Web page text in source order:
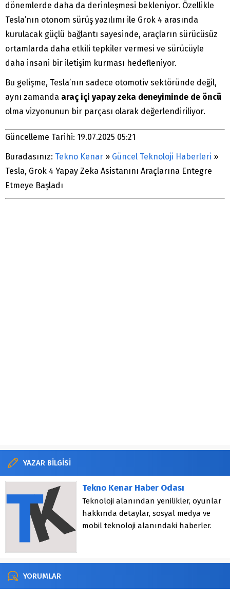
dönemlerde daha da derinleşmesi bekleniyor. Özellikle
Tesla’nın otonom sürüş yazılımı ile Grok 4 arasında
kurulacak güçlü bağlantı sayesinde, araçların sürücüsüz
ortamlarda daha etkili tepkiler vermesi ve sürücüyle
daha insani bir iletişim kurması hedefleniyor.
Bu gelişme, Tesla’nın sadece otomotiv sektöründe değil,
aynı zamanda araç içi yapay zeka deneyiminde de öncü
olma vizyonunun bir parçası olarak değerlendiriliyor.
Güncelleme Tarihi: 19.07.2025 05:21
Buradasınız: Tekno Kenar » Güncel Teknoloji Haberleri »
Tesla, Grok 4 Yapay Zeka Asistanını Araçlarına Entegre
Etmeye Başladı
YAZAR BİLGİSİ
Tekno Kenar Haber Odası
Teknoloji alanından yenilikler, oyunlar
hakkında detaylar, sosyal medya ve
mobil teknoloji alanındaki haberler.
YORUMLAR